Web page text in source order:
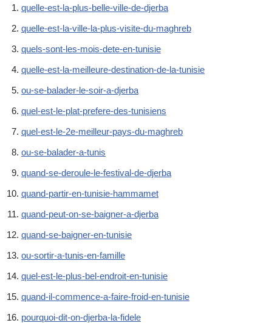
quelle-est-la-plus-belle-ville-de-djerba
quelle-est-la-ville-la-plus-visite-du-maghreb
quels-sont-les-mois-dete-en-tunisie
quelle-est-la-meilleure-destination-de-la-tunisie
ou-se-balader-le-soir-a-djerba
quel-est-le-plat-prefere-des-tunisiens
quel-est-le-2e-meilleur-pays-du-maghreb
ou-se-balader-a-tunis
quand-se-deroule-le-festival-de-djerba
quand-partir-en-tunisie-hammamet
quand-peut-on-se-baigner-a-djerba
quand-se-baigner-en-tunisie
ou-sortir-a-tunis-en-famille
quel-est-le-plus-bel-endroit-en-tunisie
quand-il-commence-a-faire-froid-en-tunisie
pourquoi-dit-on-djerba-la-fidele